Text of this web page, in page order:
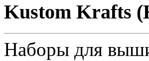
Kustom Krafts
Наборы для